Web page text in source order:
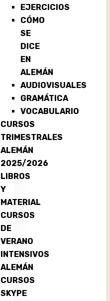
EJERCICIOS
CÓMO
SE
DICE
EN
ALEMÁN
AUDIOVISUALES
GRAMÁTICA
VOCABULARIO
CURSOS
TRIMESTRALES
ALEMÁN
2025/2026
LIBROS
Y
MATERIAL
CURSOS
DE
VERANO
INTENSIVOS
ALEMÁN
CURSOS
SKYPE